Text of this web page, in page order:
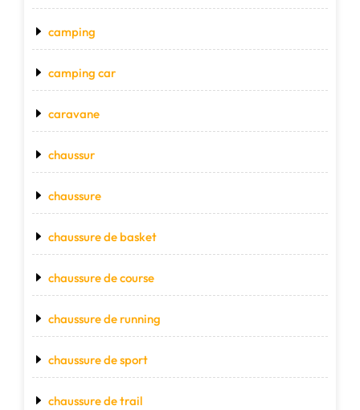
camping
camping car
caravane
chaussur
chaussure
chaussure de basket
chaussure de course
chaussure de running
chaussure de sport
chaussure de trail